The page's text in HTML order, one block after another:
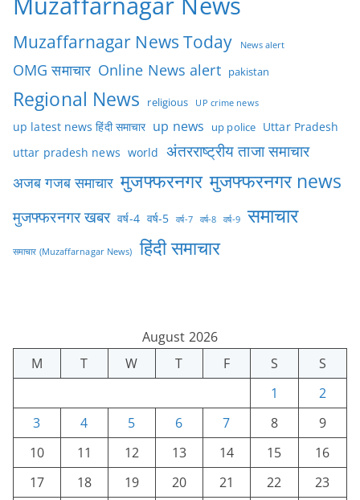
Muzaffarnagar News Today News alert
OMG समाचार Online News alert pakistan
Regional News religious UP crime news
up latest news हिंदी समाचार up news up police Uttar Pradesh
uttar pradesh news world अंतरराष्ट्रीय ताजा समाचार
अजब गजब समाचार मुजफ्फरनगर मुजफ्फरनगर news
मुजफ्फरनगर खबर वर्ष-4 वर्ष-5 वर्ष-7 वर्ष-8 वर्ष-9 समाचार
समाचार (Muzaffarnagar News) हिंदी समाचार
August 2026
M
T W T F S
S
1
2
3
4 5 6 7 8
9
10
11 12 13 14 15
16
17
18 19 20 21 22
23